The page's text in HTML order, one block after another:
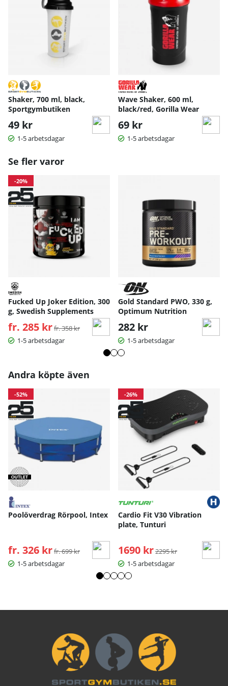
citrullinmal4000 mg
300 mg
Shaker, 700 ml, black,
Sportgymbutiken
49 kr
1-5 arbetsdagar
Wave Shaker, 600 ml,
black/red, Gorilla Wear
69 kr
1-5 arbetsdagar
Se fler varor
-20%
Fucked Up Joker Edition, 300
g, Swedish Supplements
fr. 285 kr Ordinarie pris:
fr. 358 kr
1-5 arbetsdagar
Gold Standard PWO, 330 g,
Optimum Nutrition
282 kr
1-5 arbetsdagar
Andra köpte även
-52%
Poolöverdrag Rörpool, Intex
fr. 326 kr Ordinarie pris:
fr. 699 kr
1-5 arbetsdagar
-26%
Cardio Fit V30 Vibration
plate, Tunturi
1690 kr Ordinarie pris:
2295 kr
1-5 arbetsdagar